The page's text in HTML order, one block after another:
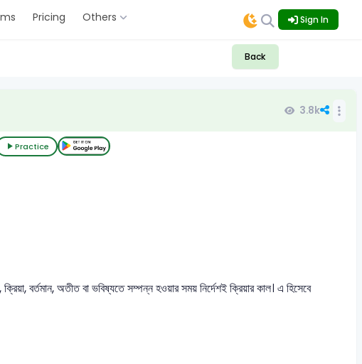
Pricing Others Sign In
Back
3.8k
Practice
বর্তমান, অতীত বা ভবিষ্যতে সম্পন্ন হওয়ার সময় নির্দেশই ক্রিয়ার কাল। এ হিসেবে